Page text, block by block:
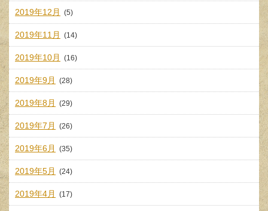
2019年12月 (5)
2019年11月 (14)
2019年10月 (16)
2019年9月 (28)
2019年8月 (29)
2019年7月 (26)
2019年6月 (35)
2019年5月 (24)
2019年4月 (17)